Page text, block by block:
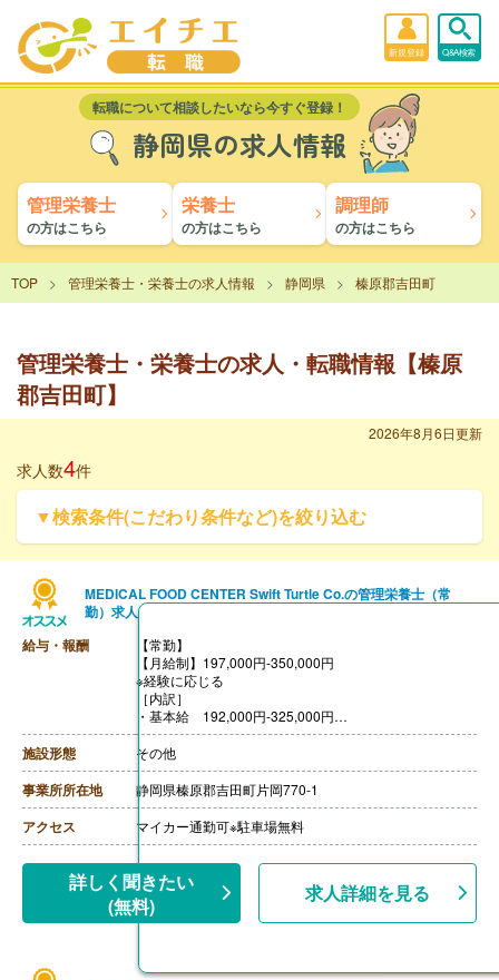
新規登録 Q&A検索
転職について相談したいなら今すぐ登録！
静岡県の求人情報
管理栄養士
の方はこちら
栄養士
の方はこちら
調理師
の方はこちら
TOP 管理栄養士・栄養士の求人情報 静岡県 榛原郡吉田町
管理栄養士・栄養士の求人・転職情報【榛原
郡吉田町】
2026年8月6日更新
求人数4件
▼検索条件(こだわり条件など)を絞り込む
MEDICAL FOOD CENTER Swift Turtle Co.の管理栄養士（常
勤）求人
給与・報酬
【常勤】
【月給制】197,000円-350,000円
※経験に応じる
［内訳］
・基本給 192,000円-325,000円
・資格手当 5,000円
【賞与】年2回（計3.30ヶ月分）※前年度実績
【通勤手当】あり※マイカー通勤可能
【昇給】あり
【退職金】あり
施設形態 その他
事業所所在地 静岡県榛原郡吉田町片岡770-1
アクセス マイカー通勤可※駐車場無料
詳しく聞きたい
(無料)
求人詳細を見る